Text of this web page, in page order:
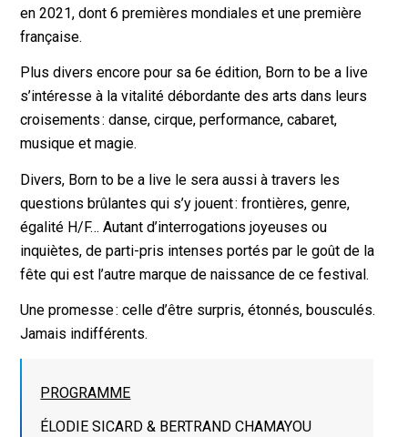
en 2021, dont 6 premières mondiales et une première
française.
Plus divers encore pour sa 6e édition, Born to be a live
s’intéresse à la vitalité débordante des arts dans leurs
croisements : danse, cirque, performance, cabaret,
musique et magie.
Divers, Born to be a live le sera aussi à travers les
questions brûlantes qui s’y jouent : frontières, genre,
égalité H/F… Autant d’interrogations joyeuses ou
inquiètes, de parti-pris intenses portés par le goût de la
fête qui est l’autre marque de naissance de ce festival.
Une promesse : celle d’être surpris, étonnés, bousculés.
Jamais indifférents.
PROGRAMME
ÉLODIE SICARD & BERTRAND CHAMAYOU